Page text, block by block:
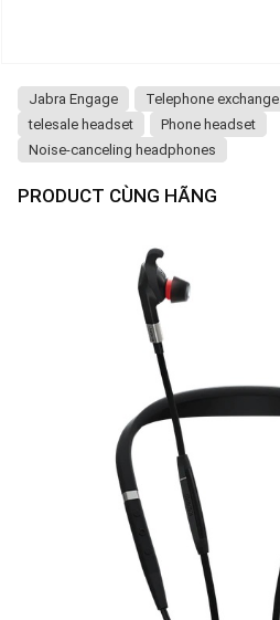
Jabra Engage Telephone exchange
telesale headset
Phone headset
Noise-canceling headphones
PRODUCT CÙNG HÃNG